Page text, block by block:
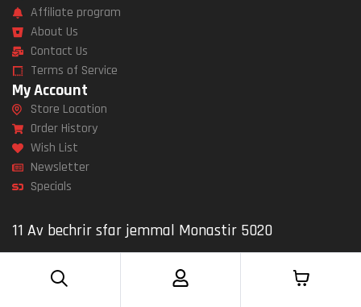
Affiliate program
About Us
Contact Us
Terms of Service
My Account
Store Location
Order History
Wish List
Newsletter
Specials
11 Av bechrir sfar jemmal Monastir 5020
Send Message